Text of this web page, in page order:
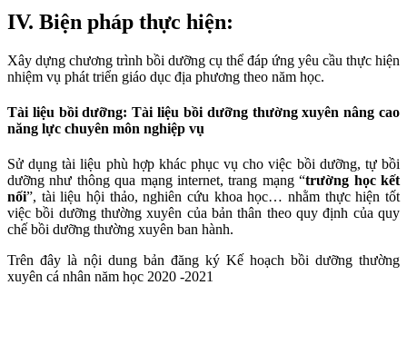
IV. Biện pháp thực hiện:
Xây dựng chương trình bồi dưỡng cụ thể đáp ứng yêu cầu thực hiện
nhiệm vụ phát triển giáo dục địa phương theo năm học.
Tài liệu bồi dưỡng: Tài liệu bồi dưỡng thường xuyên nâng cao
năng lực chuyên môn nghiệp vụ
Sử dụng tài liệu phù hợp khác phục vụ cho việc bồi dưỡng, tự bồi
dưỡng như thông qua mạng internet, trang mạng “trường học kết
nối”, tài liệu hội thảo, nghiên cứu khoa học… nhằm thực hiện tốt
việc bồi dưỡng thường xuyên của bản thân theo quy định của quy
chế bồi dưỡng thường xuyên ban hành.
Trên đây là nội dung bản đăng ký Kế hoạch bồi dưỡng thường
xuyên cá nhân năm học 2020 -2021